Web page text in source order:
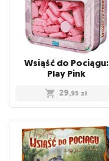
Wsiąść do Pociągu:
Play Pink
29,95 zł